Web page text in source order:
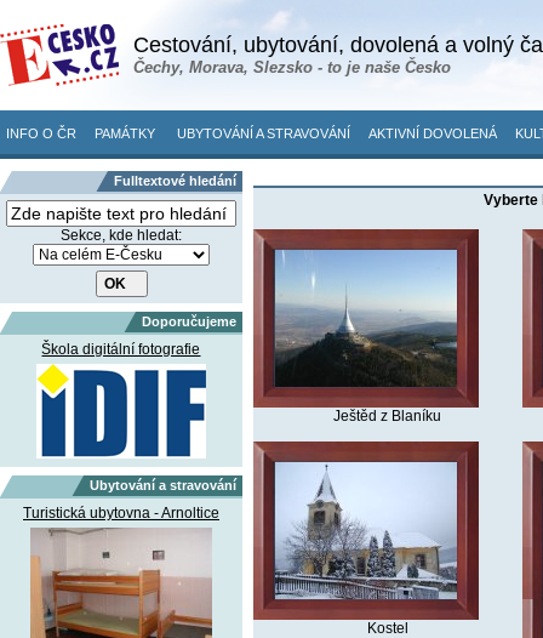
Cestování, ubytování, dovolená a volný
Čechy, Morava, Slezsko - to je naše Česko
INFO O ČR PAMÁTKY UBYTOVÁNÍ A STRAVOVÁNÍ AKTIVNÍ DOVOLENÁ
Fulltextové hledání
Sekce, kde hledat:
Doporučujeme
Škola digitální fotografie
Ubytování a stravování
Turistická ubytovna - Arnoltice
Vyberte
Ještěd z Blaníku
Kostel